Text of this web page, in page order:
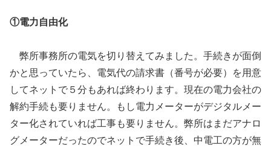
①電力自由化
弊所事務所の電気を切り替えてみました。手続きが面倒
かと思っていたら、電気代の請求書（番号が必要）を用意
してネットで５分もあれば終わります。現在の電力会社の
解約手続も要りません。もし電力メーターがデジタルメー
ター化されていれば工事も要りません。弊所はまだアナロ
グメーターだったのでネットで手続き後、中電工の方が無